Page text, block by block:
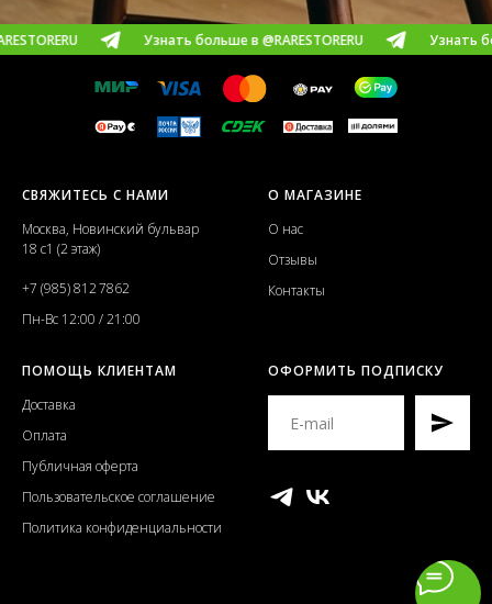
Узнать больше в @RARESTORERU Узнать больше в
СВЯЖИТЕСЬ С НАМИ
Москва, Новинский бульвар
18 с1 (2 этаж)
+7 (985) 812 7862
Пн-Вс 12:00 / 21:00
О МАГАЗИНЕ
О нас
Отзывы
Контакты
ПОМОЩЬ КЛИЕНТАМ
Доставка
Оплата
Публичная оферта
Пользовательское соглашение
Политика конфиденциальности
ОФОРМИТЬ ПОДПИСКУ